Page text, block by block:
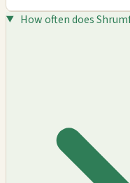
How often does